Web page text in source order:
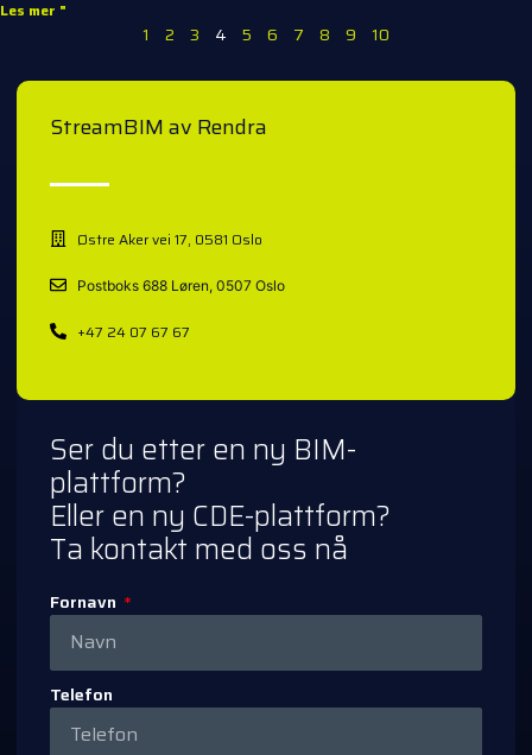
Les mer "
1 2 3 4 5 6 7 8 9 10
StreamBIM av Rendra
Østre Aker vei 17, 0581 Oslo
Postboks 688 Løren, 0507 Oslo
+47 24 07 67 67
Ser du etter en ny BIM-
plattform?
Eller en ny CDE-plattform?
Ta kontakt med oss nå
Fornavn
Telefon